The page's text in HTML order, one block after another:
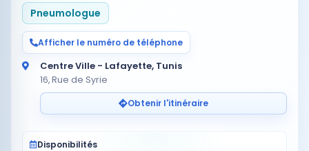
Pneumologue
Afficher le numéro de téléphone
Centre Ville - Lafayette, Tunis
16, Rue de Syrie
Obtenir l'itinéraire
Disponibilités